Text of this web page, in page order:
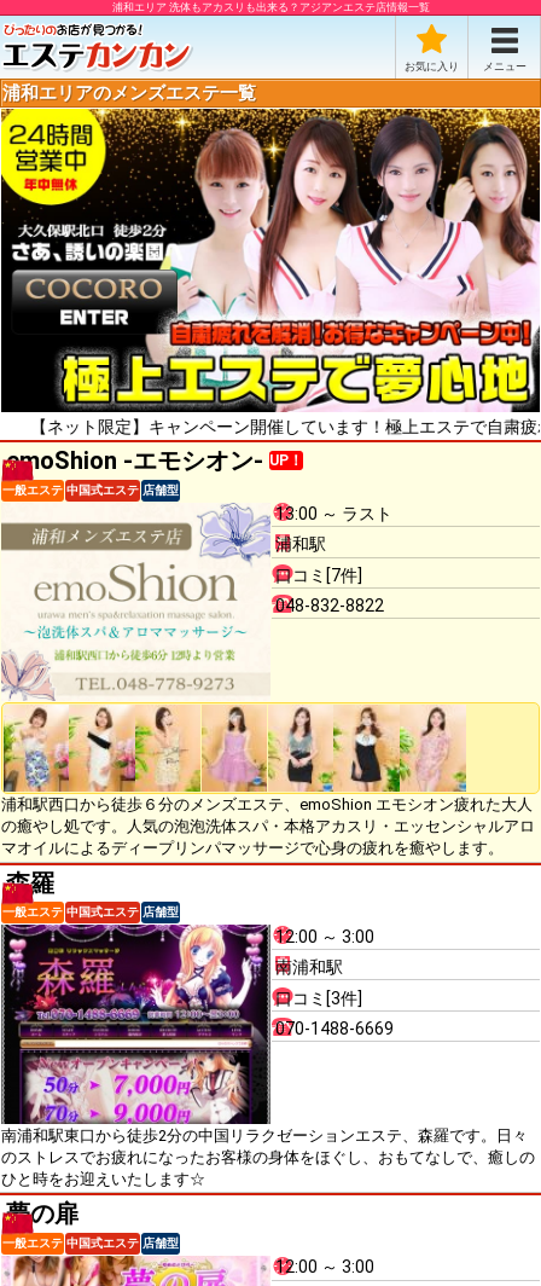
浦和エリア 洗体もアカスリも出来る？アジアンエステ店情報一覧
お気に入り メニュー
浦和エリアのメンズエステ一覧
限定】キャンペーン開催しています！極上エステで自粛疲れをリ
emoShion -エモシオン- UP！
一般エステ 中国式エステ 店舗型
13:00 ～ ラスト
浦和駅
口コミ[7件]
048-832-8822
浦和駅西口から徒歩６分のメンズエステ、emoShion エモシオン疲れた大人
の癒やし処です。人気の泡泡洗体スパ・本格アカスリ・エッセンシャルアロ
マオイルによるディープリンパマッサージで心身の疲れを癒やします。
森羅
一般エステ 中国式エステ 店舗型
12:00 ～ 3:00
南浦和駅
口コミ[3件]
070-1488-6669
南浦和駅東口から徒歩2分の中国リラクゼーションエステ、森羅です。日々
のストレスでお疲れになったお客様の身体をほぐし、おもてなしで、癒しの
ひと時をお迎えいたします☆
夢の扉
一般エステ 中国式エステ 店舗型
12:00 ～ 3:00